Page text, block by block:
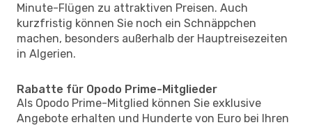
Minute-Flügen zu attraktiven Preisen. Auch
kurzfristig können Sie noch ein Schnäppchen
machen, besonders außerhalb der Hauptreisezeiten
in Algerien.
Rabatte für Opodo Prime-Mitglieder
Als Opodo Prime-Mitglied können Sie exklusive
Angebote erhalten und Hunderte von Euro bei Ihren